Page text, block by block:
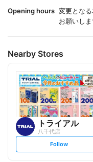
Opening hours 変更とな
お願いしま
Nearby Stores
トライアル
八千代店
s
Follow